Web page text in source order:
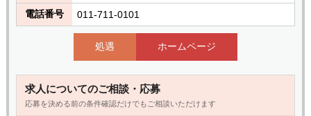
電話番号 011-711-0101
処遇 ホームページ
求人についてのご相談・応募
応募を決める前の条件確認だけでもご相談いただけます